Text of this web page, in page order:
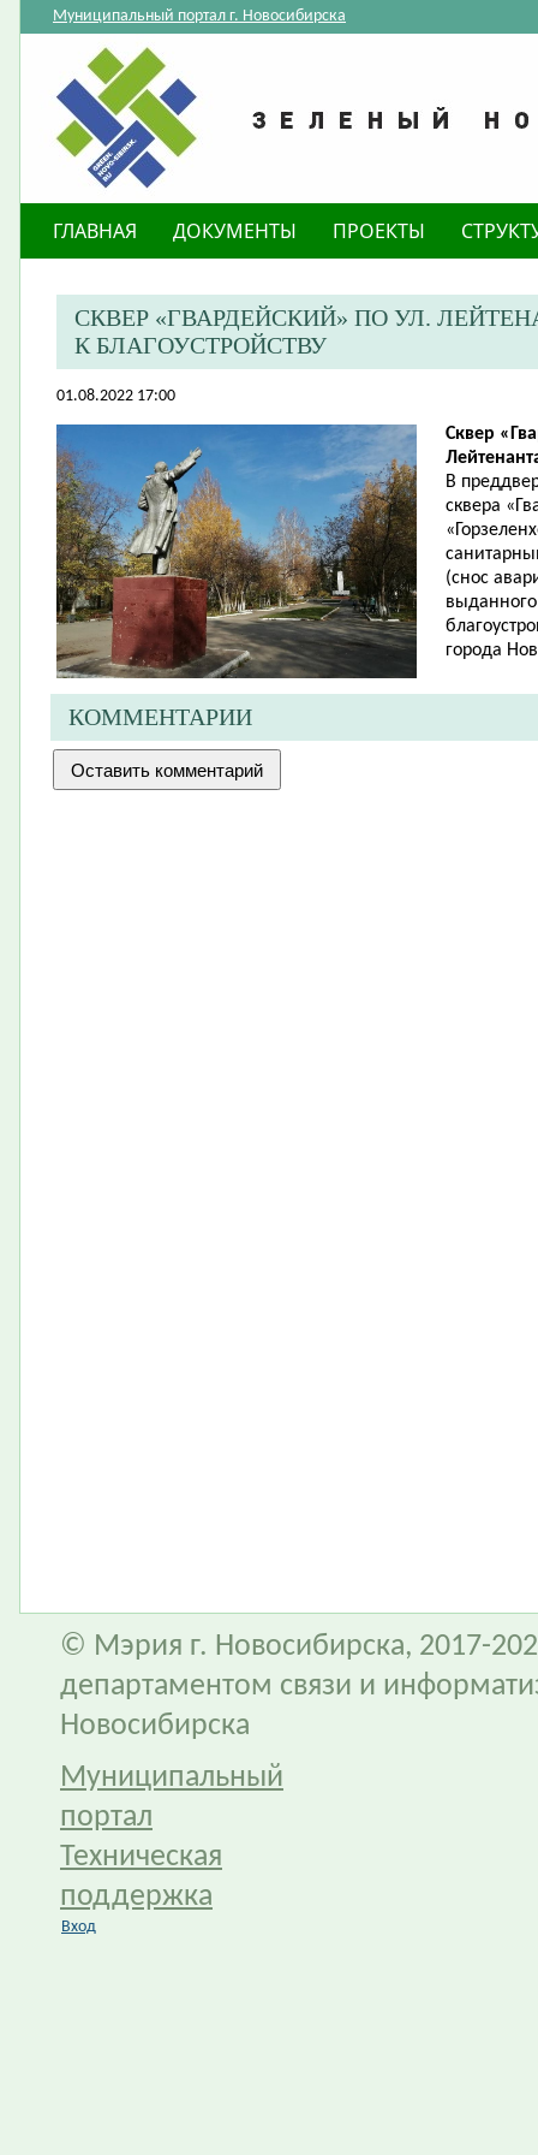
Муниципальный портал г. Новосибирска
ГЛАВНАЯ ДОКУМЕНТЫ ПРОЕКТЫ
​СКВЕР «ГВАРДЕЙСКИЙ» ПО УЛ.
К БЛАГОУСТРОЙСТВУ
01.08.2022 17:00
Сквер
В
сквера
(снос
города
КОММЕНТАРИИ
© Мэрия г. Новосибирска, 2017-
департаментом связи и
Новосибирска
Муниципальный
портал
Техническая
поддержка
Вход